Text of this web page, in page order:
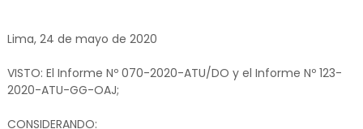
Lima, 24 de mayo de 2020
VISTO: El Informe Nº 070-2020-ATU/DO y el Informe Nº 123-
2020-ATU-GG-OAJ;
CONSIDERANDO: